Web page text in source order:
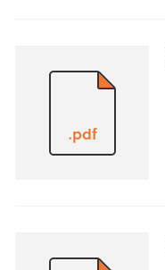
.pdf